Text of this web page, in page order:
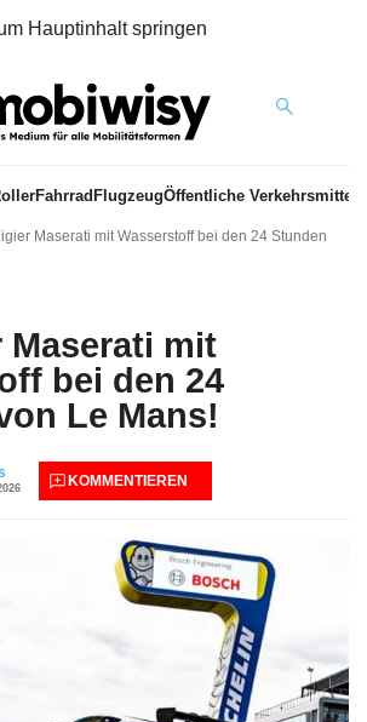
Hauptinhalt springen
Fahrrad FlugzeugÖffentliche Verkehrsmittel
Maserati mit Wasserstoff bei den 24 Stunden
Maserati mit
bei den 24
Le Mans!
KOMMENTIEREN